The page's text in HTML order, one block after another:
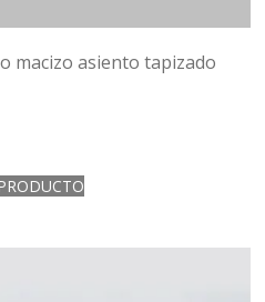
macizo asiento tapizado